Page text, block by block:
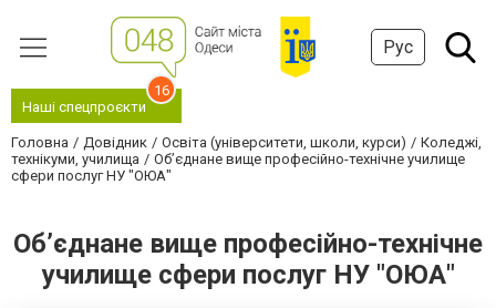
Рус
Наші спецпроєкти
16
Головна Довідник Освіта (університети, школи, курси)
Коледжі,
технікуми, училища
Об’єднане вище професійно-технічне училище
сфери послуг НУ "ОЮА"
Об’єднане вище професійно-технічне
училище сфери послуг НУ "ОЮА"